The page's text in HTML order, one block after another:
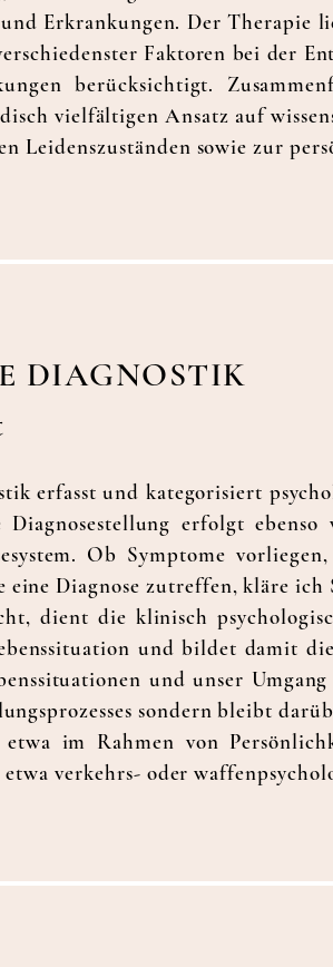
Erkrankungen. Der Therapie
Faktoren bei der
berücksichtigt.
vielfältigen Ansatz auf
Leidenszuständen sowie zur
DIAGNOSTIK
erfasst und kategorisiert
Diagnosestellung erfolgt
Ob Symptome
eine Diagnose zutreffen, kläre ich
dient die klinisch
und bildet damit
und unser
sondern bleibt
im Rahmen von
verkehrs- oder